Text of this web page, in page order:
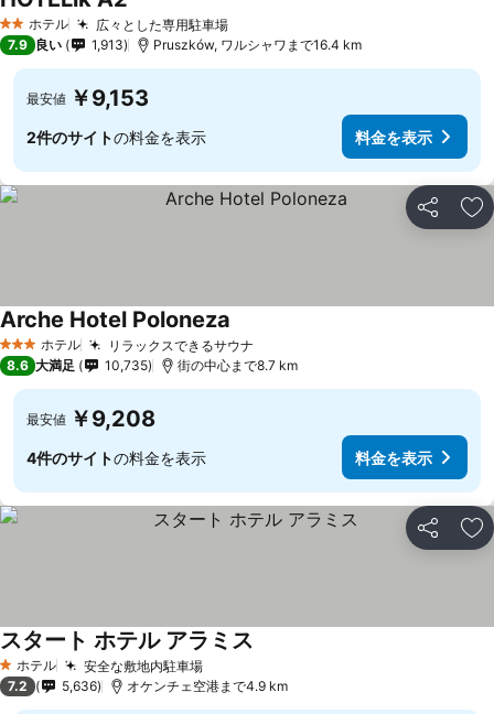
2 ホテルのランク
ホテル 広々とした専用駐車場料金を表示
7.9 良い 1,913 Pruszków, ワルシャワまで16.4 km
最安値 ￥9,153
2件のサイトの料金を表示 料金を表示
シェア お
3 ホテルのランク
ホテル リラックスできるサウナ
Arche Hotel Poloneza
8.6 大満足 10,735 街の中心まで8.7 km
最安値 ￥9,208
4件のサイトの料金を表示 料金を表示
シェア お
1 ホテルのランク
ホテル 安全な敷地内駐車場料金を表示
スタート ホテル アラミス
7.2 5,636 オケンチェ空港まで4.9 km